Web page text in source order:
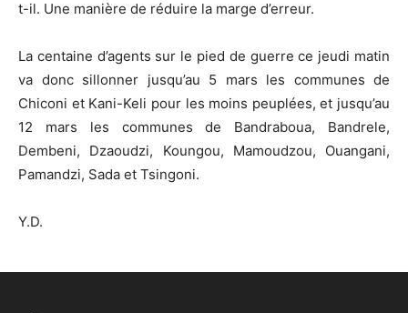
t-il. Une manière de réduire la marge d’erreur.
La centaine d’agents sur le pied de guerre ce jeudi matin
va donc sillonner jusqu’au 5 mars les communes de
Chiconi et Kani-Keli pour les moins peuplées, et jusqu’au
12 mars les communes de Bandraboua, Bandrele,
Dembeni, Dzaoudzi, Koungou, Mamoudzou, Ouangani,
Pamandzi, Sada et Tsingoni.
Y.D.